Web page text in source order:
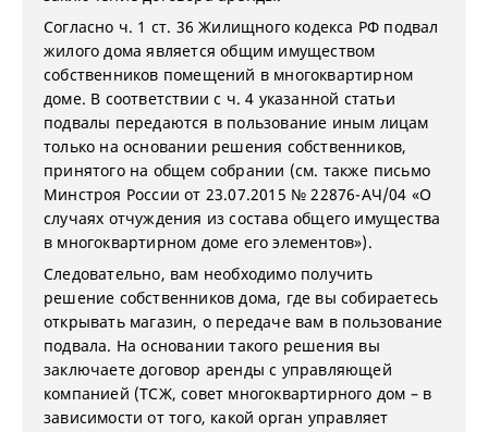
Согласно ч. 1 ст. 36 Жилищного кодекса РФ подвал
жилого дома является общим имуществом
собственников помещений в многоквартирном
доме. В соответствии с ч. 4 указанной статьи
подвалы передаются в пользование иным лицам
только на основании решения собственников,
принятого на общем собрании (см. также письмо
Минстроя России от 23.07.2015 № 22876-АЧ/04 «О
случаях отчуждения из состава общего имущества
в многоквартирном доме его элементов»).
Следовательно, вам необходимо получить
решение собственников дома, где вы собираетесь
открывать магазин, о передаче вам в пользование
подвала. На основании такого решения вы
заключаете договор аренды с управляющей
компанией (ТСЖ, совет многоквартирного дом – в
зависимости от того, какой орган управляет